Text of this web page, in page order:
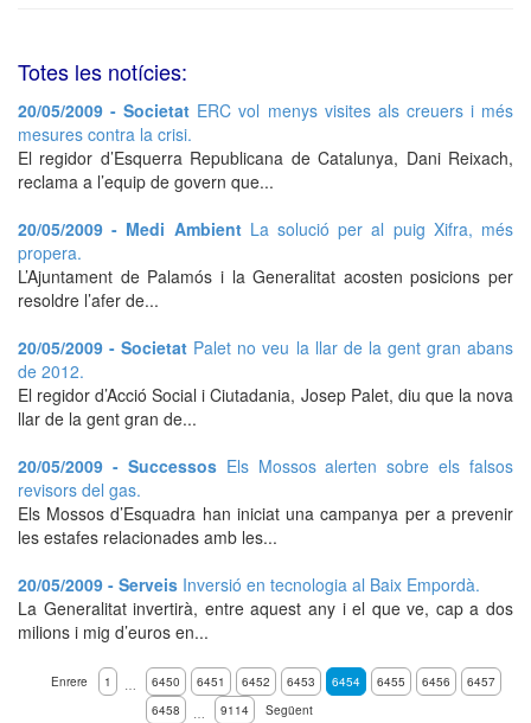
Totes les notícies:
20/05/2009 - Societat ERC vol menys visites als creuers i més
mesures contra la crisi.
El regidor d’Esquerra Republicana de Catalunya, Dani Reixach,
reclama a l’equip de govern que...
20/05/2009 - Medi Ambient La solució per al puig Xifra, més
propera.
L’Ajuntament de Palamós i la Generalitat acosten posicions per
resoldre l’afer de...
20/05/2009 - Societat Palet no veu la llar de la gent gran abans
de 2012.
El regidor d’Acció Social i Ciutadania, Josep Palet, diu que la nova
llar de la gent gran de...
20/05/2009 - Successos Els Mossos alerten sobre els falsos
revisors del gas.
Els Mossos d’Esquadra han iniciat una campanya per a prevenir
les estafes relacionades amb les...
20/05/2009 - Serveis Inversió en tecnologia al Baix Empordà.
La Generalitat invertirà, entre aquest any i el que ve, cap a dos
milions i mig d’euros en...
Enrere 1 … 6450 6451 6452 6453 6454 6455 6456
6457
6458
… 9114 Següent